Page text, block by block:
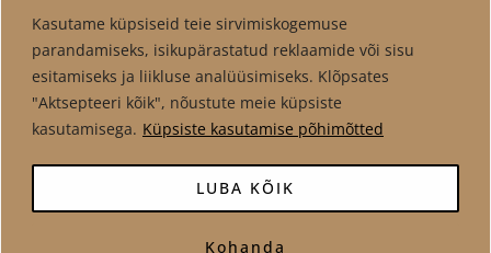
Kasutame küpsiseid teie sirvimiskogemuse
parandamiseks, isikupärastatud reklaamide või sisu
esitamiseks ja liikluse analüüsimiseks. Klõpsates
"Aktsepteeri kõik", nõustute meie küpsiste
kasutamisega. Küpsiste kasutamise põhimõtted
Kohanda
LUBA KÕIK